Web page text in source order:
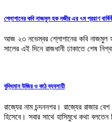
শ্লোগানের কবি নাজমুল হক নজীর এর ৭ম প্রয়াণ
আজ ২৩ নভেম্বর শ্লোগানের কবি নাজমুল
সালের এই দিনে রাজধানী ঢাকাতে শেষ
বুদ্ধিমান উজির ও কাঠ ব্যবসায়ী
রাজ্যের নাম চন্দননগর। রাজ্যের রাজার
হিসেবে। সবার সাথে হাসিমুখে কথা